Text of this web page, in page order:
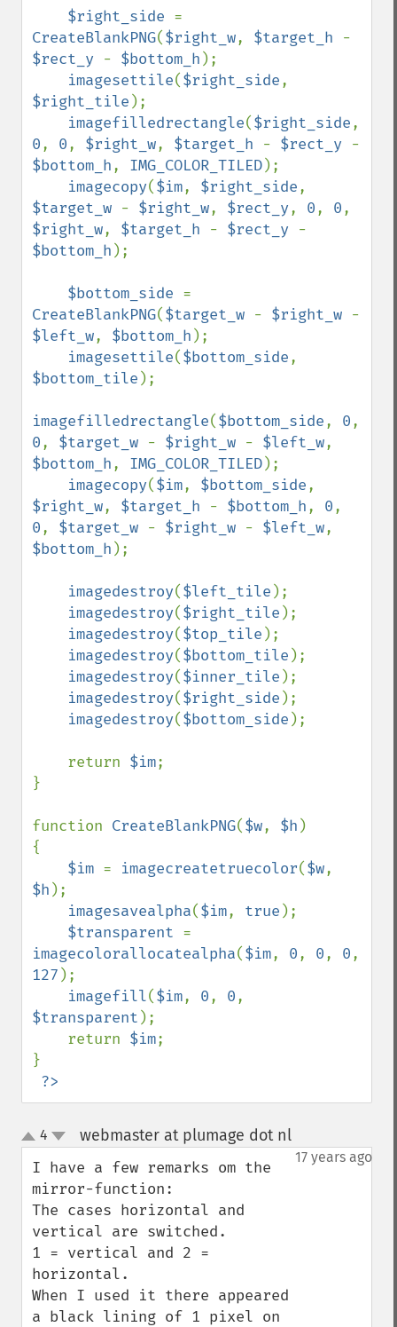
$right_side
CreateBlankPNG($right_w, $target_h
$rect_y - $bottom_h );
imagesettile($right_side
$right_tile );
imagefilledrectangle($right_side
0, 0, $right_w, $target_h - $rect_y
$bottom_h, IMG_COLOR_TILED);
imagecopy($im, $right_side
$target_w - $right_w, $rect_y, 0, 0
$right_w, $target_h - $rect_y
$bottom_h );
$bottom_side
CreateBlankPNG($target_w - $right_w
$left_w, $bottom_h );
imagesettile($bottom_side
$bottom_tile );
imagefilledrectangle($bottom_side, 0
0, $target_w - $right_w - $left_w
$bottom_h, IMG_COLOR_TILED);
imagecopy($im, $bottom_side
$right_w, $target_h - $bottom_h, 0
0, $target_w - $right_w - $left_w
$bottom_h );
imagedestroy($left_tile );
imagedestroy($right_tile );
imagedestroy($top_tile );
imagedestroy($bottom_tile );
imagedestroy($inner_tile );
imagedestroy($right_side );
imagedestroy($bottom_side );
    return
$im;
}
function CreateBlankPNG($w, $h )
{
$im = imagecreatetruecolor($w
$h );
imagesavealpha($im, true );
$transparent
imagecolorallocatealpha($im, 0, 0, 0
127 );
imagefill($im, 0, 0
$transparent );
    return
$im;
}
?>
up
down
4 webmaster at plumage dot nl¶
17 years ago
I have a few remarks om the
mirror-function:
The cases horizontal and
vertical are switched.
1 = vertical and 2 =
horizontal.
When I used it there appeared
a black lining of 1 pixel on